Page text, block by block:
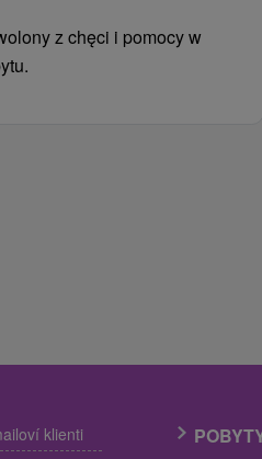
z chęci i pomocy w
klienti